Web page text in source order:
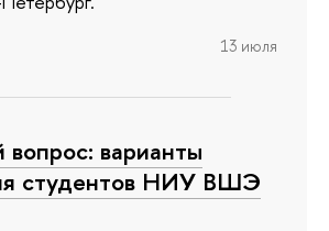
13 июля
варианты
студентов НИУ ВШЭ